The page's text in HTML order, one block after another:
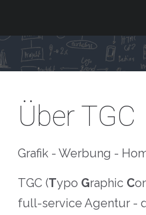
Über TGC
Grafik - Werbung -
TGC (Typo Graphic C
full-service Agentur -